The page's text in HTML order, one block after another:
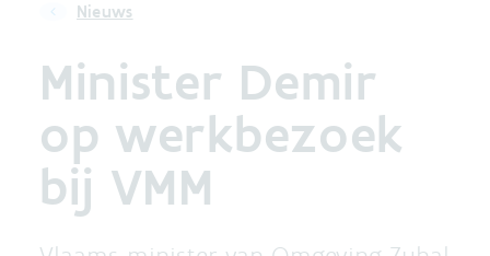
Nieuws
Minister Demir
op werkbezoek
bij VMM